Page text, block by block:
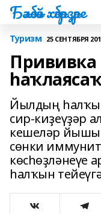
Бәләбәй хәбәрҙәре
Туризм 25 СЕНТЯБРЯ
Прививка
Йылдың
сир-киҙеүҙәр
кешеләр
сөнки
көсһөҙләнеүе
һалҡын